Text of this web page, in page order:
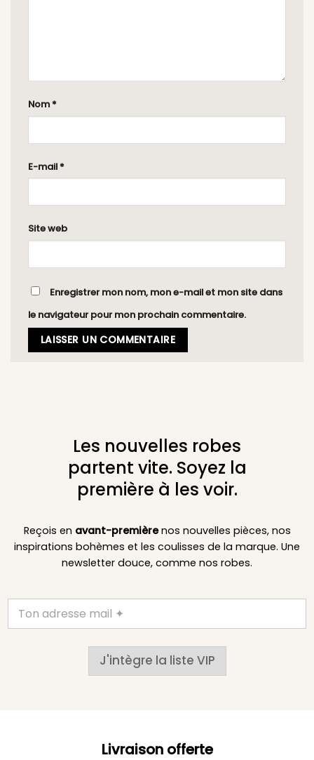
Nom *
E-mail *
Site web
Enregistrer mon nom, mon e-mail et mon site dans
le navigateur pour mon prochain commentaire.
Les nouvelles robes
partent vite. Soyez la
première à les voir.
Reçois en avant-premièrenos nouvelles pièces, nos
inspirations bohèmes et les coulisses de la marque. Une
newsletter douce, comme nos robes.
J'intègre la liste VIP
Livraison offerte